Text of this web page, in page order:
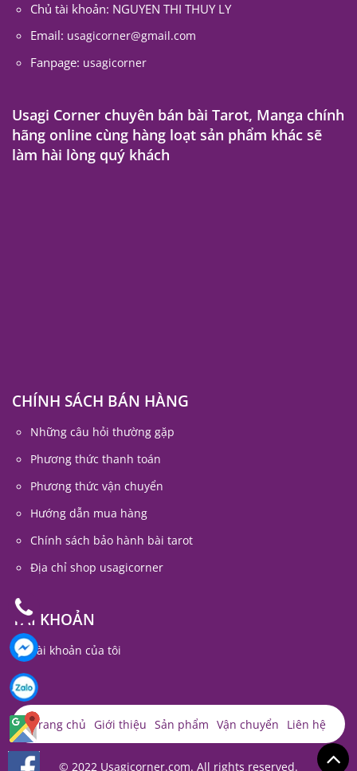
Chủ tài khoản: NGUYEN THI THUY LY
Email: usagicorner@gmail.com
Fanpage: usagicorner
Usagi Corner chuyên bán bài Tarot, Manga chính
hãng online cùng hàng loạt sản phẩm khác sẽ
làm hài lòng quý khách
CHÍNH SÁCH BÁN HÀNG
Những câu hỏi thường gặp
Phương thức thanh toán
Phương thức vận chuyển
Hướng dẫn mua hàng
Chính sách bảo hành bài tarot
Địa chỉ shop usagicorner
TÀI KHOẢN
Tài khoản của tôi
Trang chủ Giới thiệu Sản phẩm Vận chuyển Liên hệ
© 2022 Usagicorner.com. All rights reserved.